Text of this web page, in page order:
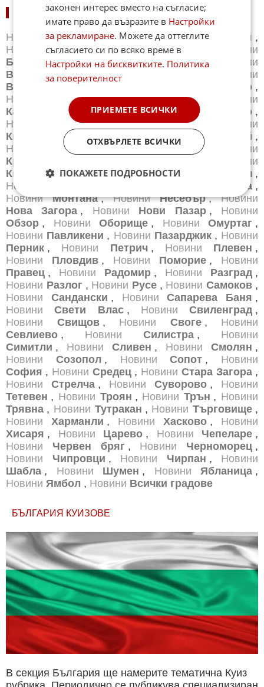
НОВИНИ ПО ГРАДОВЕ:
Новини Айтос ,Новини Балчик ,Новини Банкя ,
Новини
Банско ,Новини Благоевград
Новини
Бургас
,Новини Бяла ,Новини Варна
Новини
Велико Търново ,Новини
Новини
Видин
Новини Габрово ,
Новини
Добрич ,Новини Каварна
Новини
Казанлък
Новини Калофер ,Новини Карлово ,
Новини
Карнобат ,Новини Каспичан
Новини
Китен
Новини Кнежа ,Новини Козлодуй ,
Новини
Копривщица , Новини Котел
Новини
Кресна
Новини
Кюстендил ,Новини Летница ,Новини Ловеч ,
Новини
Мездра ,
Новини
Монтана ,Новини Несебър ,Новини
Нова Загора , Новини Нови Пазар , Новини
Обзор , Новини Оборище , Новини Омуртаг ,
Новини Павликени , Новини Пазарджик , Новини
Перник , Новини Петрич , Новини Плевен ,
Новини
Пловдив , Новини Поморие , Новини
Правец , Новини Радомир , Новини Разград ,
Новини Разлог , Новини Русе , Новини Самоков ,
Новини
Сандански , Новини Сапарева Баня ,
Новини
Свети Влас , Новини Свиленград ,
Новини
Свищов , Новини Своге , Новини
Севлиево , Новини Силистра , Новини
Симитли , Новини Сливен , Новини Смолян ,
Новини
Созопол , Новини Сопот , Новини
София , Новини Средец , Новини Стара Загора ,
Новини
Стрелча , Новини Суворово , Новини
Тетевен , Новини Троян , Новини Трън , Новини
Трявна , Новини Тутракан , Новини Търговище ,
Новини
Харманли , Новини Хасково , Новини
Хисаря , Новини Царево , Новини Чепеларе ,
Новини
Червен бряг , Новини Черноморец ,
Новини
Чипровци , Новини Чирпан , Новини
Шабла , Новини Шумен , Новини Ябланица ,
Новини Ямбол , Новини Всички градове
БЪЛГАРИЯ КУИЗОВЕ
В секция България ще намерите тематична Куиз
законен интерес вместо на съгласие;
имате право да възразите в Настройки
за рекламиране. Можете да оттеглите
съгласието си по всяко време в
Настройки на бисквитките. Политика
за поверителност
ПРИЕМЕТЕ ВСИЧКИ
ОТХВЪРЛЕТЕ ВСИЧКИ
ПОКАЖЕТЕ ПОДРОБНОСТИ